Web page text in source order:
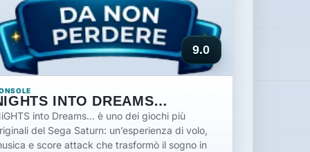
9.0
INTO DREAMS…
into Dreams… è uno dei giochi più
del Sega Saturn: un’esperienza di volo,
e score attack che trasformò il sogno in